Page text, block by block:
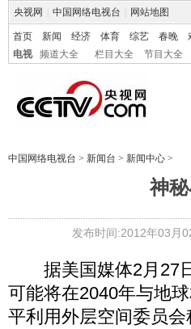
央视网 中国网络电视台 网站地图
首页 新闻 经济 体育 综艺 春晚
电视
频道大全 栏目大全 节目大全
中国网络电视台 > 新闻台 > 新闻中心 >
神
发布时间:2012年03月
据美国媒体2月27日
可能将在2040年与地
平利用外层空间委员